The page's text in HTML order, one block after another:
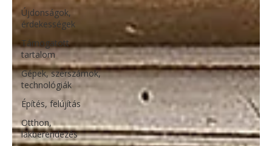
Újdonságok,
érdekességek
Támogatott
tartalom
Gépek, szerszámok,
technológiák
Építés, felújítás
Otthon,
lakberendezés